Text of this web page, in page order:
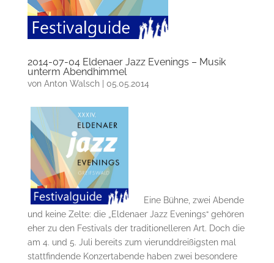
2014-07-04 Eldenaer Jazz Evenings – Musik
unterm Abendhimmel
von Anton Walsch| 05.05.2014
Eine Bühne, zwei Abende
und keine Zelte: die „Eldenaer Jazz Evenings“ gehören
eher zu den Festivals der traditionelleren Art. Doch die
am 4. und 5. Juli bereits zum vierunddreißigsten mal
stattfindende Konzertabende haben zwei besondere